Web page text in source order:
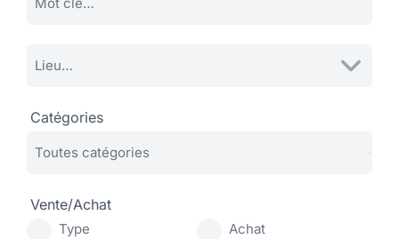
Catégories
Vente/Achat
Type Achat